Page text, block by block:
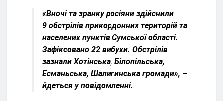
«Вночі та зранку росіяни здійснили
9 обстрілів прикордонних територій та
населених пунктів Сумської області.
Зафіксовано 22 вибухи. Обстрілів
зазнали Хотінська, Білопільська,
Есманьська, Шалигинська громади», –
йдеться у повідомленні.